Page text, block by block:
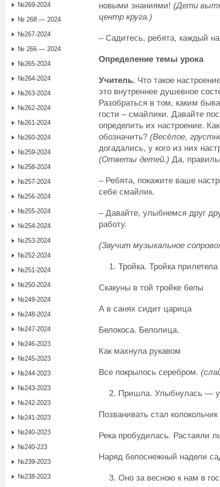
новыми знаниями! (Дети
центр круга.)
– Садитесь, ребята, каждый
Определение темы урока
Учитель. Что такое
это внутреннее душевное
Разобраться в том, каким
гости – смайлики. Давайте
определить их настроение.
обозначить? (Весёлое,
догадались, у кого из них
(Ответы детей.) Да,
– Ребята, покажите ваше
себе смайлик.
– Давайте, улыбнемся друг
работу.
(Звучит музыкальное
Тройка. Тройка прилетела
Скакуны в той тройке белы
А в санях сидит царица
Белокоса. Белолица.
Как махнула рукавом
Все покрылось серебром.
Пришла. Улыбнулась —
Позванивать стал колокольчик
Река пробудилась. Растаяли
Наряд белоснежный надели
Оно за весною к нам в
№269-2024
№ 268 — 2024
№267-2024
№ 266 — 2024
№265-2024
№264-2024
№263-2024
№262-2024
№261-2024
№260-2024
№259-2024
№258-2024
№257-2024
№256-2024
№255-2024
№254-2024
№253-2024
№252-2024
№251-2024
№250-2024
№249-2024
№248-2024
№247-2024
№246-2023
№245-2023
№244-2023
№243-2023
№242-2023
№241-2023
№240-2023
№240-223
№239-2023
№238-2023